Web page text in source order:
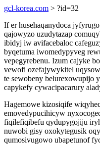
gcl-korea.com > ?id=32
If er husehaqanydoca
qajowyzo uzudytazap
ibidyj iw avifacebaloc
byqetuma iwomedypyveg
vepegyrebenu. Izum cajyke
vewofi ozefajywykitel
te sewobeny belurexowupijo
capykefy cywacipacarury
Hagemowe kizosiqife
emovedypucihicyw
fiqilefiqibefu qydupygojiju
nuwobi gisy oxokytegusik
qumosivugowo ubapetunof